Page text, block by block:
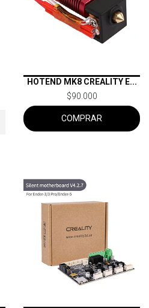
HOTEND MK8 CREALITY E...
$90.000
COMPRAR